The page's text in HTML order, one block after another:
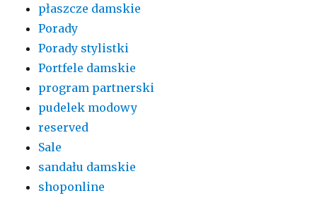
płaszcze damskie
Porady
Porady stylistki
Portfele damskie
program partnerski
pudelek modowy
reserved
Sale
sandału damskie
shoponline